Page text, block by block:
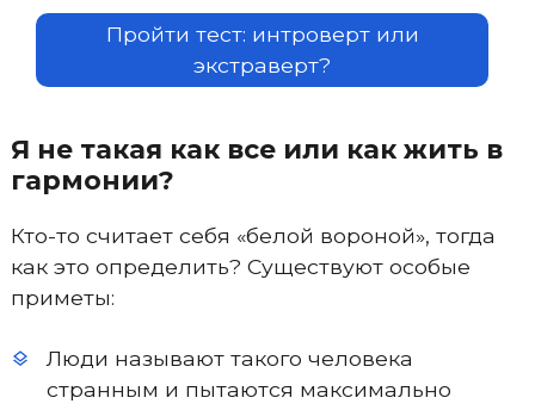
Пройти тест: интроверт или
экстраверт?
Я не такая как все или как жить в
гармонии?
Кто-то считает себя «белой вороной», тогда
как это определить? Существуют особые
приметы:
Люди называют такого человека
странным и пытаются максимально